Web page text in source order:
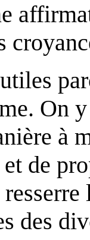
On
à
de
des